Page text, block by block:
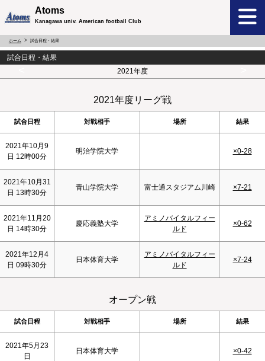
Atoms
Kanagawa univ. American football Club
ホーム 試合日程・結果
試合日程・結果
2021年度
2021年度リーグ戦
試合日程 対戦相手 場所 結果
2021年10月9
日 12時00分
明治学院大学 ×0-28
2021年10月31
日 13時30分
青山学院大学 富士通スタジアム川崎 ×7-21
2021年11月20
日 14時30分
慶応義塾大学
アミノバイタルフィー
ルド
×0-62
2021年12月4
日 09時30分
日本体育大学
アミノバイタルフィー
ルド
×7-24
オープン戦
試合日程 対戦相手 場所 結果
2021年5月23
日
日本体育大学 ×0-42